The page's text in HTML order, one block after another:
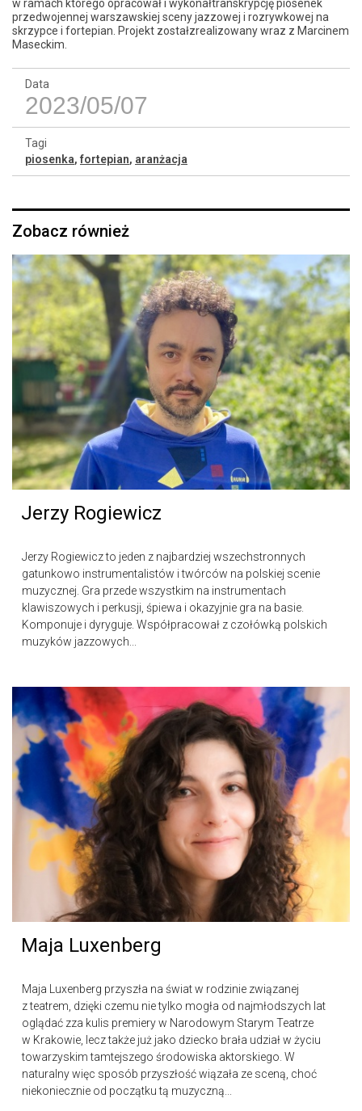
w ramach którego opracował i wykonałtranskrypcję piosenek
przedwojennej warszawskiej sceny jazzowej i rozrywkowej na
skrzypce i fortepian. Projekt zostałzrealizowany wraz z Marcinem
Maseckim.
Data
2023/05/07
Tagi
piosenka, fortepian, aranżacja
Zobacz również
Jerzy Rogiewicz
Jerzy Rogiewicz to jeden z najbardziej wszechstronnych
gatunkowo instrumentalistów i twórców na polskiej scenie
muzycznej. Gra przede wszystkim na instrumentach
klawiszowych i perkusji, śpiewa i okazyjnie gra na basie.
Komponuje i dyryguje. Współpracował z czołówką polskich
muzyków jazzowych...
Maja Luxenberg
Maja Luxenberg przyszła na świat w rodzinie związanej
z teatrem, dzięki czemu nie tylko mogła od najmłodszych lat
oglądać zza kulis premiery w Narodowym Starym Teatrze
w Krakowie, lecz także już jako dziecko brała udział w życiu
towarzyskim tamtejszego środowiska aktorskiego. W
naturalny więc sposób przyszłość wiązała ze sceną, choć
niekoniecznie od początku tą muzyczną...